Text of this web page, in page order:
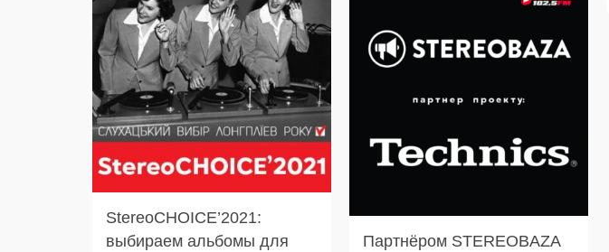
StereoCHOICE’2021:
выбираем альбомы для
Партнёром STEREOBAZA